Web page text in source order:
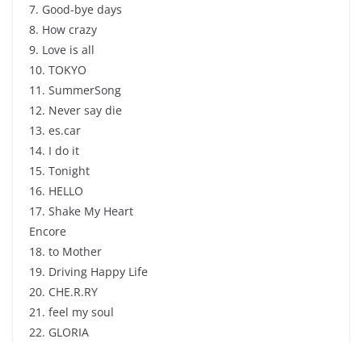
7. Good-bye days
8. How crazy
9. Love is all
10. TOKYO
11. SummerSong
12. Never say die
13. es.car
14. I do it
15. Tonight
16. HELLO
17. Shake My Heart
Encore
18. to Mother
19. Driving Happy Life
20. CHE.R.RY
21. feel my soul
22. GLORIA